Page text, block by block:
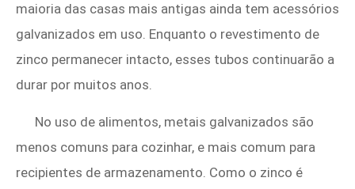
maioria das casas mais antigas ainda tem acessórios
galvanizados em uso. Enquanto o revestimento de
zinco permanecer intacto, esses tubos continuarão a
durar por muitos anos.
No uso de alimentos, metais galvanizados são
menos comuns para cozinhar, e mais comum para
recipientes de armazenamento. Como o zinco é